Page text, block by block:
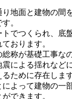
地面と建物の間
。
でつくられ、底
おります。
称が基礎工事な
による揺れなど
ために存在します
よって建物の一
できます。